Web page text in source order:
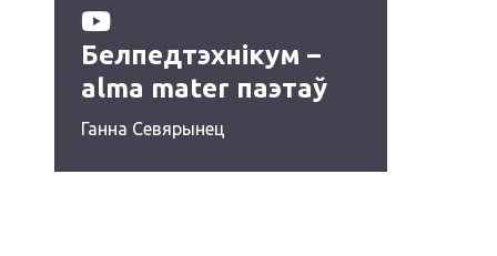
Белпедтэхнікум –
alma mater паэтаў
1920‑ых
Ганна Севярынец